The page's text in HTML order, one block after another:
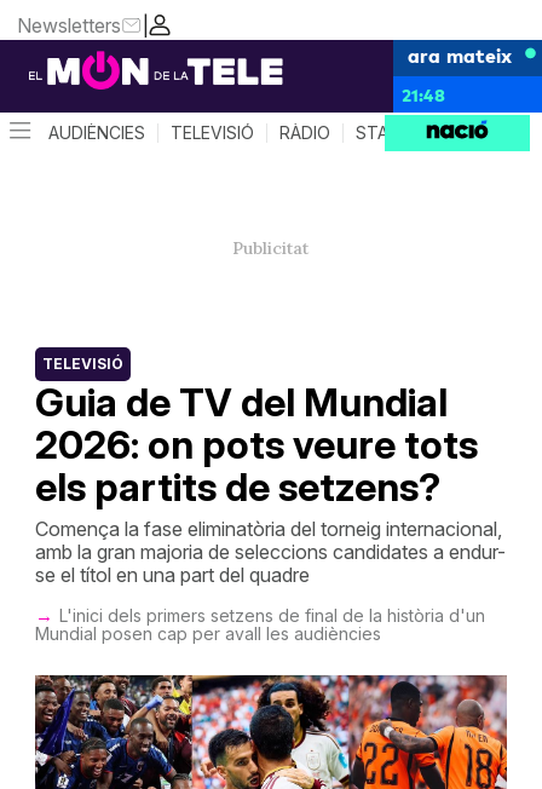
|
Newsletters
ara mateix
21:48
AUDIÈNCIES TELEVISIÓ RÀDIO STAR SYSTEM
Guia de TV del Mundial
2026: on pots veure tots
els partits de setzens?
TELEVISIÓ
Comença la fase eliminatòria del torneig internacional,
amb la gran majoria de seleccions candidates a endur-
se el títol en una part del quadre
L'inici dels primers setzens de final de la història d'un
Mundial posen cap per avall les audiències